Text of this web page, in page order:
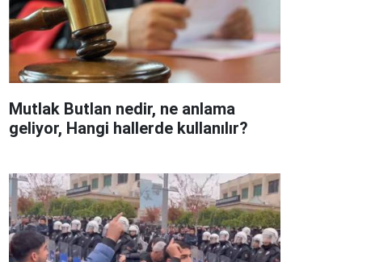
Mutlak Butlan nedir, ne anlama
geliyor, Hangi hallerde kullanılır?